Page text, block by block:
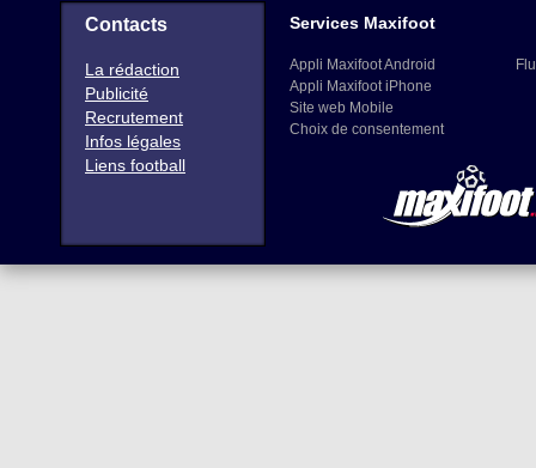
Contacts
La rédaction
Publicité
Recrutement
Infos légales
Liens football
Services Maxifoot
Appli Maxifoot Android
Appli Maxifoot iPhone
Site web Mobile
Choix de consentement